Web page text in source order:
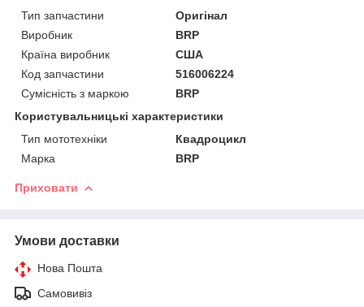
Тип запчастини
Оригінал
Виробник
BRP
Країна виробник
США
Код запчастини
516006224
Сумісність з маркою
BRP
Користувальницькі характеристики
Тип мототехніки
Квадроцикл
Марка
BRP
Приховати
Умови доставки
Нова Пошта
Самовивіз